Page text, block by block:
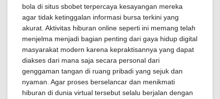
bola di situs sbobet terpercaya kesayangan mereka
agar tidak ketinggalan informasi bursa terkini yang
akurat. Aktivitas hiburan online seperti ini memang telah
menjelma menjadi bagian penting dari gaya hidup digital
masyarakat modern karena kepraktisannya yang dapat
diakses dari mana saja secara personal dari
genggaman tangan di ruang pribadi yang sejuk dan
nyaman. Agar proses berselancar dan menikmati
hiburan di dunia virtual tersebut selalu berjalan dengan